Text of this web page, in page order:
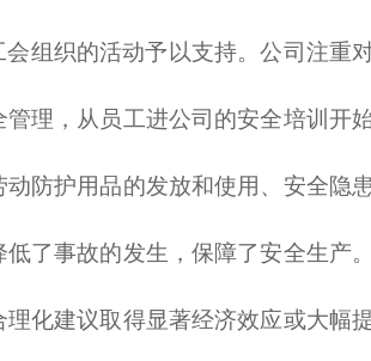
组织的活动予以支持。公司注重
理，从员工进公司的安全培训开始
防护用品的发放和使用、安全隐
了事故的发生，保障了安全生产
化建议取得显著经济效应或大幅